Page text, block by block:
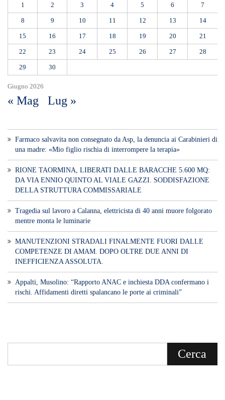
Giugno 2026
1 2 3 4 5 6 7
8 9 10 11 12 13 14
15 16 17 18 19 20 21
22 23 24 25 26 27 28
29 30
« Mag Lug »
Farmaco salvavita non consegnato da Asp, la denuncia ai Carabinieri di
una madre: «Mio figlio rischia di interrompere la terapia»
RIONE TAORMINA, LIBERATI DALLE BARACCHE 5.600 MQ:
DA VIA ENNIO QUINTO AL VIALE GAZZI. SODDISFAZIONE
DELLA STRUTTURA COMMISSARIALE
Tragedia sul lavoro a Calanna, elettricista di 40 anni muore folgorato
mentre monta le luminarie
MANUTENZIONI STRADALI FINALMENTE FUORI DALLE
COMPETENZE DI AMAM. DOPO OLTRE DUE ANNI DI
INEFFICIENZA ASSOLUTA.
​Appalti, Musolino: “Rapporto ANAC e inchiesta DDA confermano i
rischi. Affidamenti diretti spalancano le porte ai criminali”